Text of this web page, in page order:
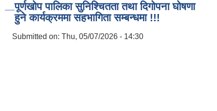
पूर्णखोप पालिका सुनिश्चितता तथा दिगोपना घोषणा
हुने कार्यक्रममा सहभागिता सम्बन्धमा !!!
Submitted on: Thu, 05/07/2026 - 14:30